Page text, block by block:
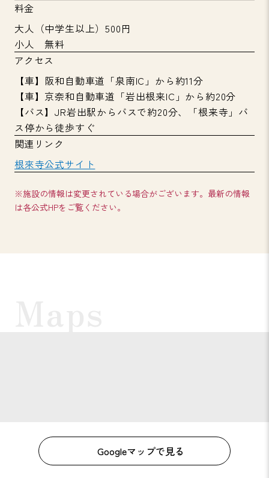
料金
大人（中学生以上）500円
小人 無料
アクセス
【車】阪和自動車道「泉南IC」から約11分
【車】京奈和自動車道「岩出根来IC」から約20分
【バス】JR岩出駅からバスで約20分、「根来寺」バ
ス停から徒歩すぐ
関連リンク
根來寺公式サイト
※施設の情報は変更されている場合がございます。最新の情報
は各公式HPをご覧ください。
Googleマップで見る